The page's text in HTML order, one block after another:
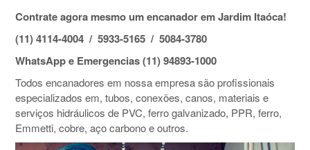
Contrate agora mesmo um encanador em Jardim Itaóca!
(11) 4114-4004 / 5933-5165 / 5084-3780
WhatsApp e Emergencias (11) 94893-1000
Todos encanadores em nossa empresa são profissionais
especializados em, tubos, conexões, canos, materiais e
serviços hidráulicos de PVC, ferro galvanizado, PPR, ferro,
Emmetti, cobre, aço carbono e outros.